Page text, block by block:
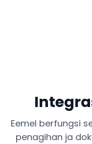
Eemel berfungsi
penagihan ja